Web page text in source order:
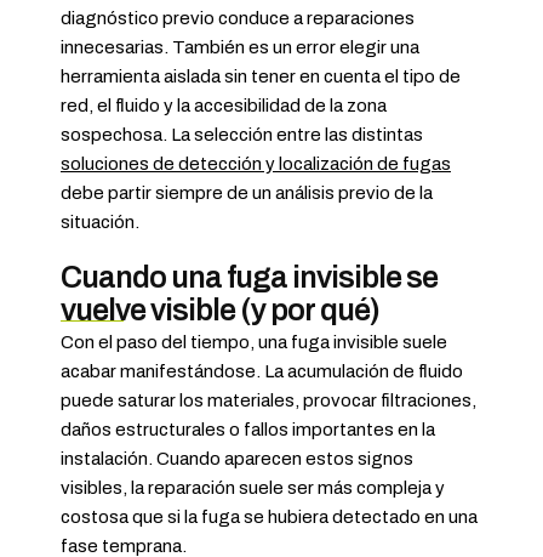
diagnóstico previo conduce a reparaciones
innecesarias. También es un error elegir una
herramienta aislada sin tener en cuenta el tipo de
red, el fluido y la accesibilidad de la zona
sospechosa. La selección entre las distintas
soluciones de detección y localización de fugas
debe partir siempre de un análisis previo de la
situación.
Cuando una fuga invisible se
vuelve visible (y por qué)
Con el paso del tiempo, una fuga invisible suele
acabar manifestándose. La acumulación de fluido
puede saturar los materiales, provocar filtraciones,
daños estructurales o fallos importantes en la
instalación. Cuando aparecen estos signos
visibles, la reparación suele ser más compleja y
costosa que si la fuga se hubiera detectado en una
fase temprana.